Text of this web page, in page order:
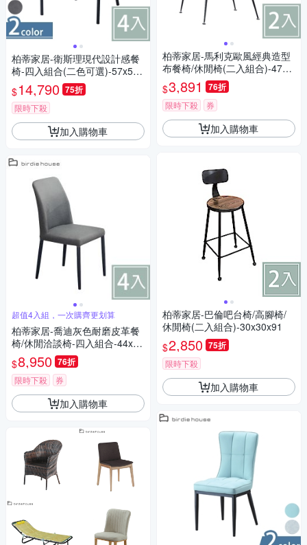
柏蒂家居-衛斯理現代設計感餐
椅-四入組合(二色可選)-57x52x
78cm
$14,790 75折
限時下殺
加入購物車
超值4入組，一次購齊更划算
柏蒂家居-喬迪灰色耐磨皮革餐
椅/休閒洽談椅-四入組合-44x53
x95cm
$8,950 76折
限時下殺 券
加入購物車
柏蒂家居-馬利克歐風經典造型
布餐椅/休閒椅(二入組合)-47x4
1x85cm
$3,891 76折
限時下殺 券
加入購物車
柏蒂家居-巴倫吧台椅/高腳椅/
休閒椅(二入組合)-30x30x91
$2,850 75折
限時下殺
加入購物車